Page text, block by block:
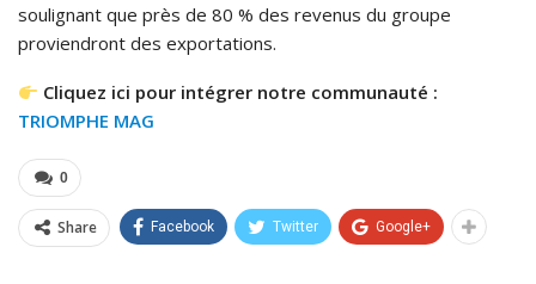
soulignant que près de 80 % des revenus du groupe
proviendront des exportations.
Cliquez ici pour intégrer notre communauté :
TRIOMPHE MAG
0
Share Facebook Twitter Google+